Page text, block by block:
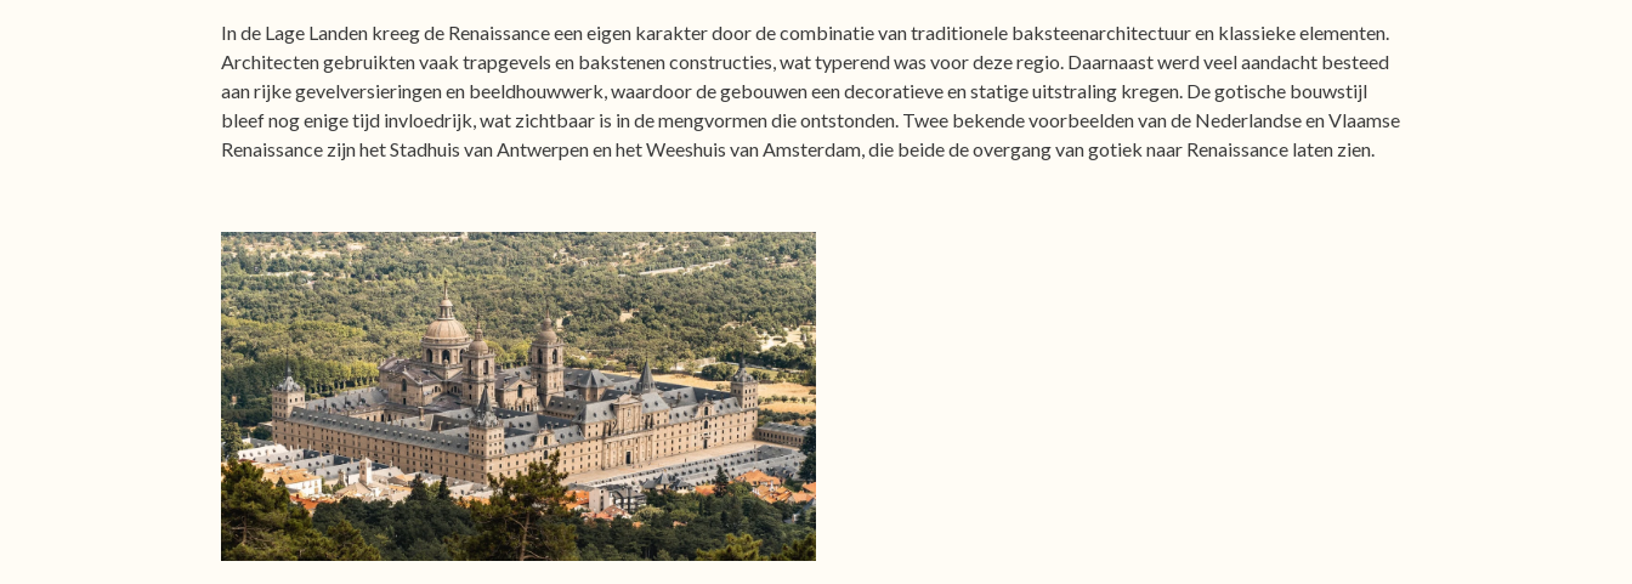
In de Lage Landen kreeg de Renaissance een eigen karakter door de combinatie van traditionele baksteenarchitectuur en klassieke elementen.
Architecten gebruikten vaak trapgevels en bakstenen constructies, wat typerend was voor deze regio. Daarnaast werd veel aandacht besteed
aan rijke gevelversieringen en beeldhouwwerk, waardoor de gebouwen een decoratieve en statige uitstraling kregen. De gotische bouwstijl
bleef nog enige tijd invloedrijk, wat zichtbaar is in de mengvormen die ontstonden. Twee bekende voorbeelden van de Nederlandse en Vlaamse
Renaissance zijn het Stadhuis van Antwerpen en het Weeshuis van Amsterdam, die beide de overgang van gotiek naar Renaissance laten zien.